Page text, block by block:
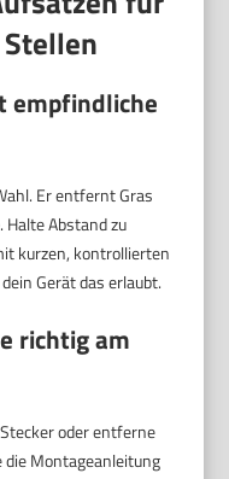
empfindliche
Er entfernt Gras
Halte Abstand zu
kurzen, kontrollierten
Gerät das erlaubt.
richtig am
oder entferne
die Montageanleitung